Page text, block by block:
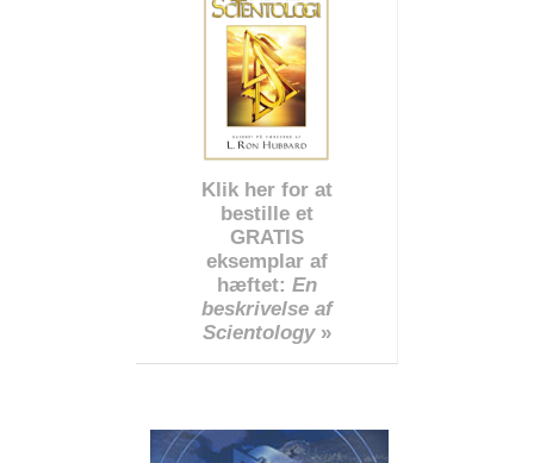
Klik her for at
bestille et
GRATIS
eksemplar af
hæftet: En
beskrivelse af
Scientology»